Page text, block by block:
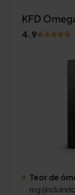
KFD
4.9
Teor de
mg